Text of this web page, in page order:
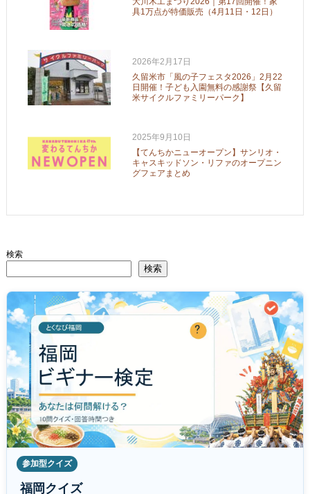
具1万点が特価販売（4月11日・12日）
2026年2月17日
久留米市「風の子フェスタ2026」2月22
日開催！子ども入園無料の感謝祭【久留
米サイクルファミリーパーク】
2025年9月10日
【てんちかニューオープン】サンリオ・
キャスキッドソン・リファのオープニン
グフェアまとめ
検索
検索
参加型クイズ
福岡クイズ